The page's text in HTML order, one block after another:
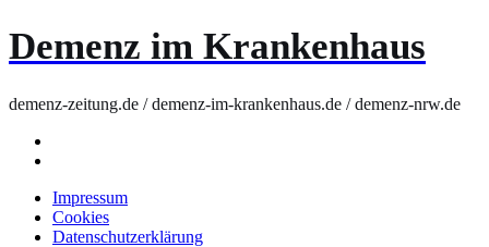
Demenz im Krankenhaus
demenz-zeitung.de / demenz-im-krankenhaus.de / demenz-nrw.de
Impressum
Cookies
Datenschutzerklärung